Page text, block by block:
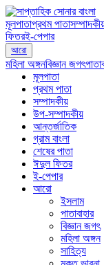
মূলপাতাপ্রথম পাতা
ফিতরই-পেপার
আরো
মহিলা অঙ্গনবিজ্ঞান জগৎ
মূলপাতা
প্রথম পাতা
সম্পাদকীয়
উপ-সম্পাদকীয়
আন্তর্জাতিক
গ্রাম বাংলা
শেষের পাতা
ঈদুল ফিতর
ই-পেপার
আরো
ইসলাম
পাতাবাহার
বিজ্ঞান জগৎ
মহিলা অঙ্গন
সাহিত্য